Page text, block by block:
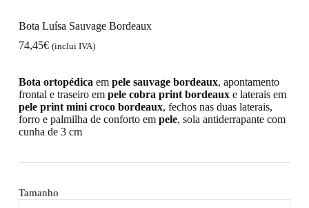
Bota Luísa Sauvage Bordeaux
74,45€ (inclui IVA)
Bota ortopédica em pele sauvage bordeaux, apontamento
frontal e traseiro em pele cobra print bordeauxe laterais em
pele print mini croco bordeaux, fechos nas duas laterais,
forro e palmilha de conforto em pele, sola antiderrapante com
cunha de 3 cm
Tamanho